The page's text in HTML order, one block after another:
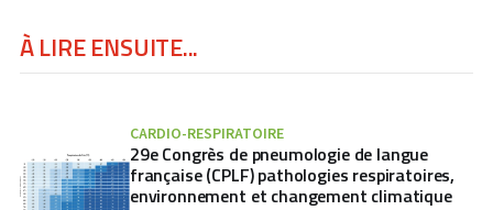
À LIRE ENSUITE...
CARDIO-RESPIRATOIRE
29e Congrès de pneumologie de langue
française (CPLF) pathologies respiratoires,
environnement et changement climatique